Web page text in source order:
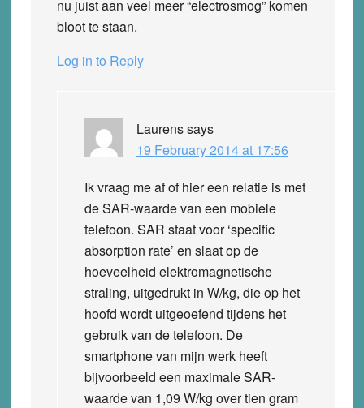
nu juist aan veel meer “electrosmog” komen
bloot te staan.
Log in to Reply
Laurenssays
19 February 2014 at 17:56
Ik vraag me af of hier een relatie is met
de SAR-waarde van een mobiele
telefoon. SAR staat voor ‘specific
absorption rate’ en slaat op de
hoeveelheid elektromagnetische
straling, uitgedrukt in W/kg, die op het
hoofd wordt uitgeoefend tijdens het
gebruik van de telefoon. De
smartphone van mijn werk heeft
bijvoorbeeld een maximale SAR-
waarde van 1,09 W/kg over tien gram